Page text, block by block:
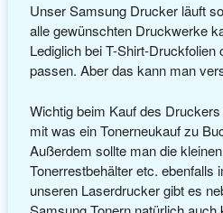
Unser Samsung Drucker läuft
alle gewünschten Druckwerke
Lediglich bei T-Shirt-
passen. Aber das kann man
Wichtig beim Kauf des
mit was ein Tonerneukauf zu
Außerdem sollte man die
Tonerrestbehälter etc. ebenfalls
unseren Laserdrucker gibt es